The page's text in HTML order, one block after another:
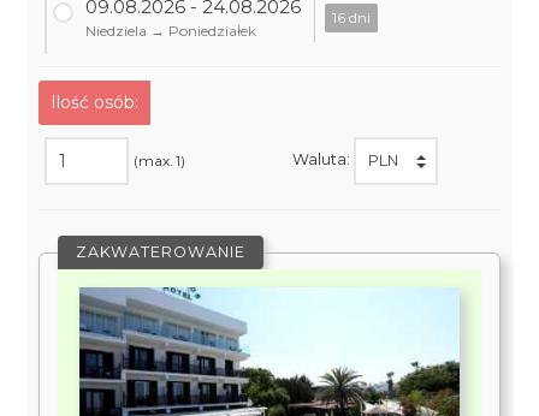
09.08.2026 - 24.08.2026
Niedziela → Poniedziałek
16 dni
Ilość osób:
(max. 1) Waluta:
ZAKWATEROWANIE